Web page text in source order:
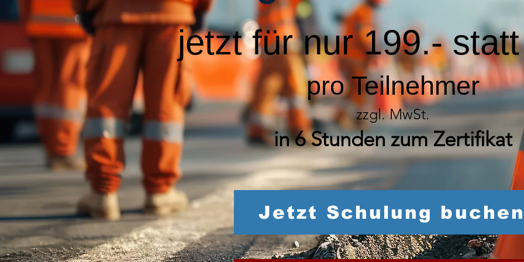
jetzt für nur 199.-
pro Teilnehmer
zzgl. MwSt.
in 6 Stunden zum Zertifikat
Jetzt Schulung